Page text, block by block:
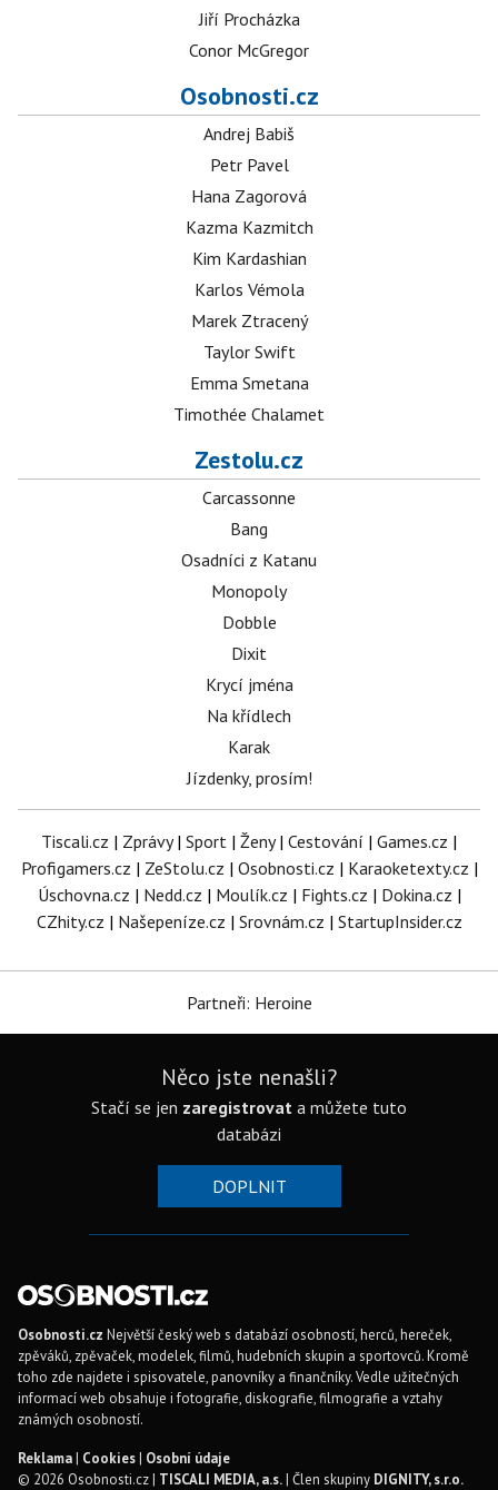
Jiří Procházka
Conor McGregor
Osobnosti.cz
Andrej Babiš
Petr Pavel
Hana Zagorová
Kazma Kazmitch
Kim Kardashian
Karlos Vémola
Marek Ztracený
Taylor Swift
Emma Smetana
Timothée Chalamet
Zestolu.cz
Carcassonne
Bang
Osadníci z Katanu
Monopoly
Dobble
Dixit
Krycí jména
Na křídlech
Karak
Jízdenky, prosím!
Tiscali.cz | Zprávy| Sport | Ženy| Cestování | Games.cz |
Profigamers.cz | ZeStolu.cz | Osobnosti.cz | Karaoketexty.cz |
Úschovna.cz | Nedd.cz | Moulík.cz | Fights.cz | Dokina.cz |
CZhity.cz | Našepeníze.cz | Srovnám.cz | StartupInsider.cz
Partneři: Heroine
Něco jste nenašli?
Stačí se jen zaregistrovat a můžete tuto
databázi
DOPLNIT
Osobnosti.cz Největší český web s databází osobností, herců, hereček,
zpěváků, zpěvaček, modelek, filmů, hudebních skupin a sportovců. Kromě
toho zde najdete i spisovatele, panovníky a finančníky. Vedle užitečných
informací web obsahuje i fotografie, diskografie, filmografie a vztahy
známých osobností.
Reklama| Cookies| Osobní údaje
© 2026 Osobnosti.cz | TISCALI MEDIA, a.s.| Člen skupiny DIGNITY, s.r.o.